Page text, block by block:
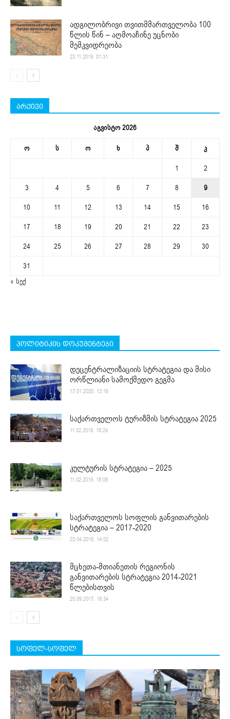
ადგილობრივი თვითმმართველობა 100
წლის წინ – აღმოაჩინე უცნობი
მემკვიდრეობა
23.11.2019. 01:31
არქივი
აგვისტო 2026
ო ს ო ხ პ შ კ
1
2
3
4 5 6 7 8
9
10
11 12 13 14 15
16
17
18 19 20 21 22
23
24
25 26 27 28 29
30
31
« სექ
პოლიტიკის დოკუმენტები
დეცენტრალიზაციის სტრატეგია და მისი
ორწლიანი სამოქმედო გეგმა
17.01.2020. 13:16
საქართველოს ტურიზმის სტრატეგია 2025
11.02.2019. 18:24
კულტურის სტრატეგია – 2025
11.02.2019. 18:09
საქართველოს სოფლის განვითარების
სტრატეგია – 2017-2020
23.04.2018. 14:02
მცხეთა-მთიანეთის რეგიონის
განვითარების სტრატეგია 2014-2021
წლებისთვის
20.09.2017. 18:34
სოფელ-სოფელ